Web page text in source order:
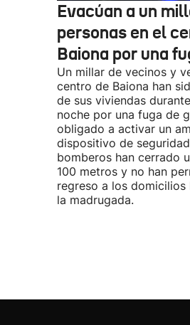
Evacúan a un
personas en el
Baiona por una
Un millar de vecinos y
centro de Baiona han
de sus viviendas
noche por una fuga de
obligado a activar un
dispositivo de
bomberos han cerrado
100 metros y no han
regreso a los domicilios
la madrugada.